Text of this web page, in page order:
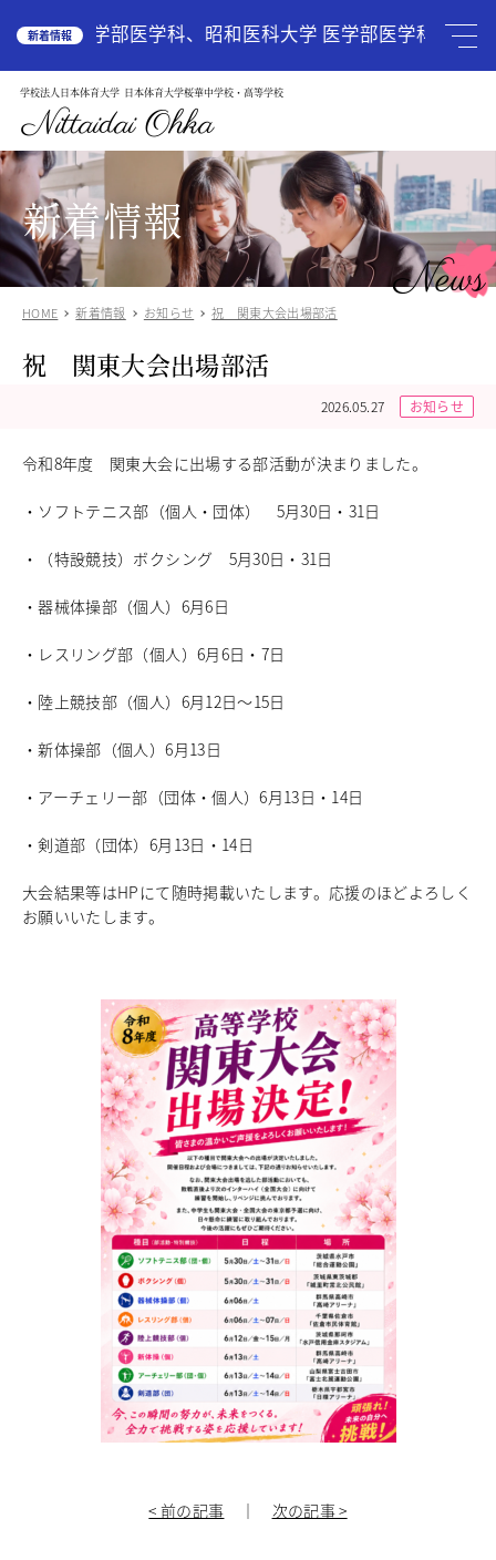
新着情報
大学 医学部医学科、昭和医科大学 医学部医学科、国
学校法人日本体育大学 日本体育大学桜華中学校・高等学校
Nittaidai Ohka
HOME
学校案内
教育理念
ご挨拶
グランドデザイン
施設紹介
学校紹介動画
アクセス
受験生の方へ Admission
中学入試関連
高校入試関係
独自の教育
ICT教育
中学入試関連
高等学校
アドバンストコース
総合スポーツコース
高等学校教育
校内塾
その他の教育
高校入試関係
スクールライフ School Life
学校説明会・オープンスクール
桜華生の一日
部活動指導者紹介
デジタルリーフレット／パンフレット
進路・進学 Career Guidance
進学指導イベント（キャリアイベント）
新着情報
News
HOME 新着情報 お知らせ 祝 関東大会出場部活
祝 関東大会出場部活
2026.05.27 お知らせ
令和8年度 関東大会に出場する部活動が決まりました。
・ソフトテニス部（個人・団体） 5月30日・31日
・（特設競技）ボクシング 5月30日・31日
・器械体操部（個人）6月6日
・レスリング部（個人）6月6日・7日
・陸上競技部（個人）6月12日～15日
・新体操部（個人）6月13日
・アーチェリー部（団体・個人）6月13日・14日
・剣道部（団体）6月13日・14日
大会結果等はHPにて随時掲載いたします。応援のほどよろしく
お願いいたします。
< 前の記事 ｜ 次の記事 >